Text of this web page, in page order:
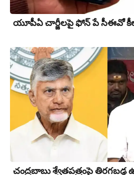
యూపీఏ చార్జీల‌పై ఫోన్ పే సీఈవో
చంద్రబాబు శ్వేతపత్రంపై తిర‌గ‌బ‌డ్డ